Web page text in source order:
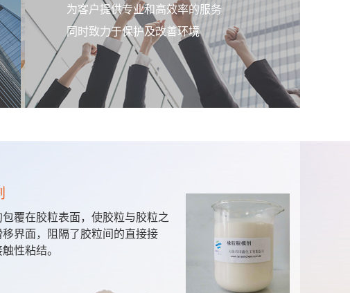
为客户提供专业和高效率的服务
同时致力于保护及改善环境
覆在胶粒表面，使胶粒与胶粒之
界面，阻隔了胶粒间的直接接
性粘结。